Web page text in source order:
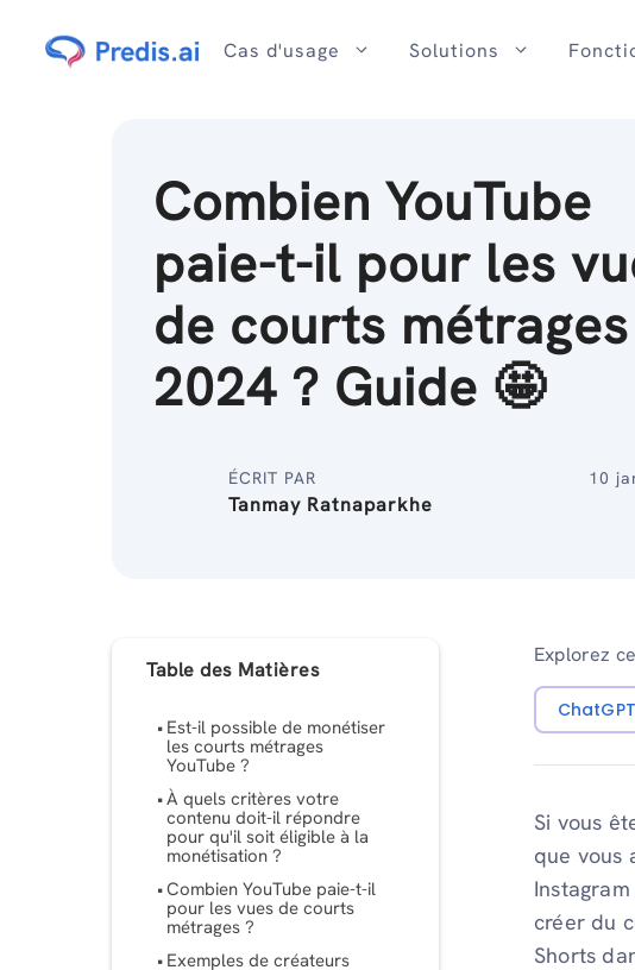
contenu
Cas d'usage Solutions
Combien YouTube
paie-t-il pour les
de courts
2024 ? Guide 🤩
ÉCRIT PAR
Tanmay Ratnaparkhe
10
Table des Matières
Est-il possible de monétiser
les courts métrages
YouTube ?
À quels critères votre
contenu doit-il répondre
pour qu'il soit éligible à la
monétisation ?
Combien YouTube paie-t-il
pour les vues de courts
métrages ?
Exemples de créateurs
Explorez
ChatGPT
Si vous
que vous
créer du
Shorts